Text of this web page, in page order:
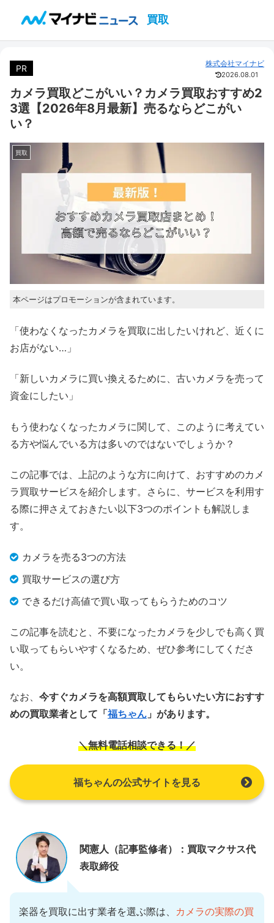
買取
PR 株式会社マイナビ
2026.08.01
カメラ買取どこがいい？カメラ買取おすすめ2
3選【2026年8月最新】売るならどこがい
い？
買取
本ページはプロモーションが含まれています。
「使わなくなったカメラを買取に出したいけれど、近くに
お店がない…」
「新しいカメラに買い換えるために、古いカメラを売って
資金にしたい」
もう使わなくなったカメラに関して、このように考えてい
る方や悩んでいる方は多いのではないでしょうか？
この記事では、上記のような方に向けて、おすすめのカメ
ラ買取サービスを紹介します。さらに、サービスを利用す
る際に押さえておきたい以下3つのポイントも解説しま
す。
カメラを売る3つの方法
買取サービスの選び方
できるだけ高値で買い取ってもらうためのコツ
この記事を読むと、不要になったカメラを少しでも高く買
い取ってもらいやすくなるため、ぜひ参考にしてくださ
い。
なお、 今すぐカメラを高額買取してもらいたい方におすす
めの買取業者として「福ちゃん 」があります。
＼無料電話相談できる！／
福ちゃんの公式サイトを見る
関憲人（記事監修者）：買取マクサス代
表取締役
楽器を買取に出す業者を選ぶ際は、 カメラの実際の買